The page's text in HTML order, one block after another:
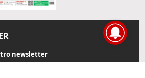
newsletter
de actualidad directamente en